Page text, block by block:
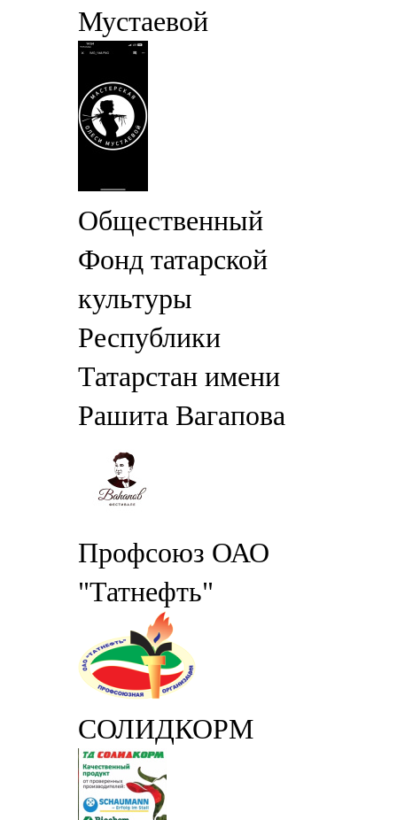
Мустаевой
Общественный
Фонд татарской
культуры
Республики
Татарстан имени
Рашита Вагапова
Профсоюз ОАО
"Татнефть"
СОЛИДКОРМ